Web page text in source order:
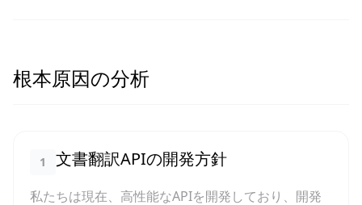
根本原因の分析
1 文書翻訳APIの開発方針
私たちは現在、高性能なAPIを開発しており、開発